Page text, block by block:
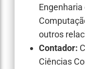
outros
Contador:
Ciências